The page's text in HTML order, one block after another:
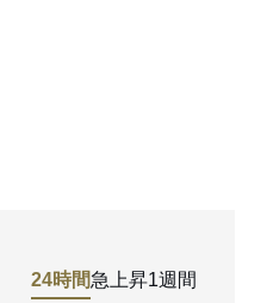
24時間急上昇1週間